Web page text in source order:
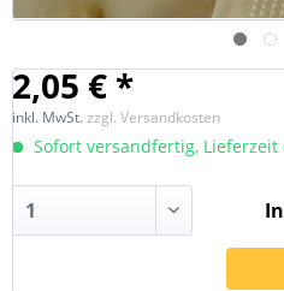
2,05 € *
inkl. MwSt.zzgl. Versandkosten
Sofort versandfertig, Lieferzeit